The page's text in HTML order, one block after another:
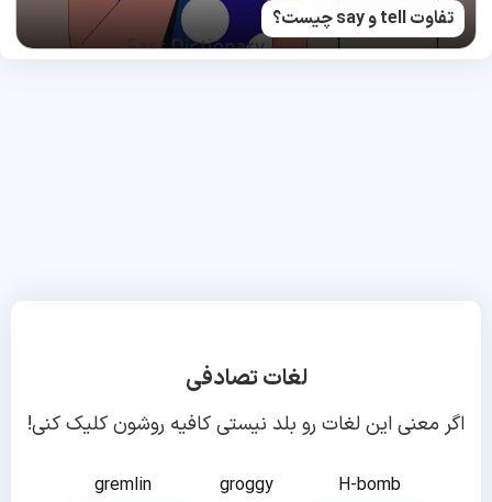
تفاوت tell و say چیست؟
لغات تصادفی
اگر معنی این لغات رو بلد نیستی کافیه روشون کلیک کنی!
gremlin groggy
H-bomb